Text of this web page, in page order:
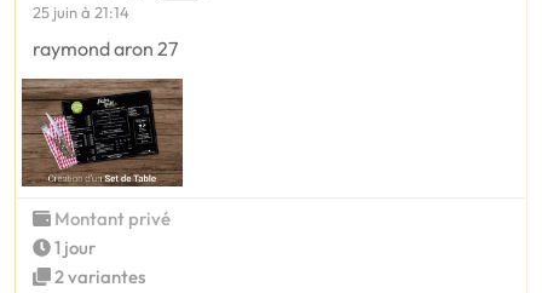
25 juin à 21:14
raymond aron 27
Montant privé
1 jour
2 variantes